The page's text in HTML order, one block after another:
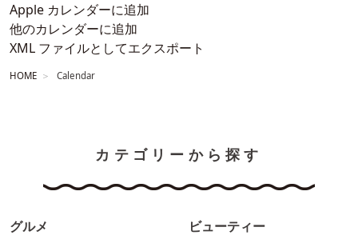
Apple カレンダーに追加
他のカレンダーに追加
XML ファイルとしてエクスポート
HOME Calendar
カテゴリーから探す
グルメ ビューティー